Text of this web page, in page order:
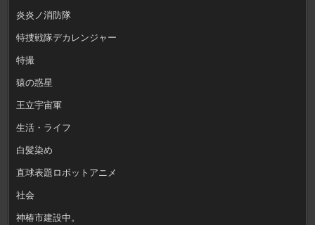
炎炎ノ消防隊
特捜戦隊デカレンジャー
特撮
猿の惑星
王立宇宙軍
生活・ライフ
白髪染め
直球表題ロボットアニメ
社会
神椿市建設中。